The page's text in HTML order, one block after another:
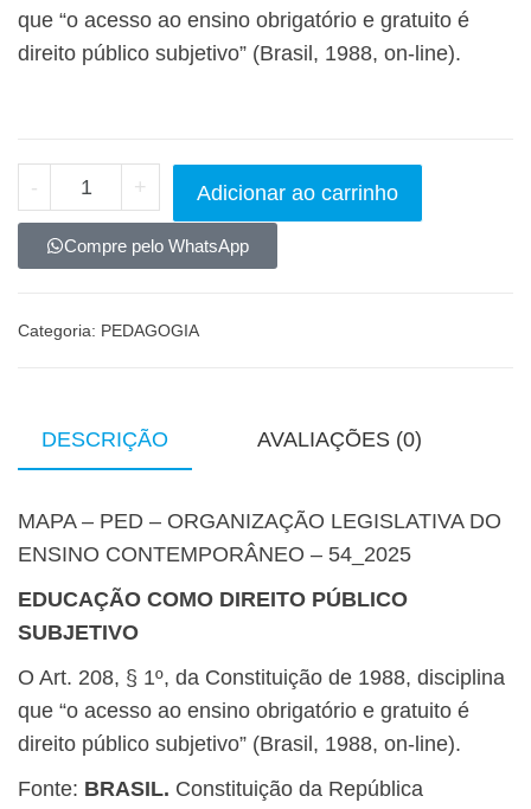
que “o acesso ao ensino obrigatório e gratuito é
direito público subjetivo” (Brasil, 1988, on-line).
- + Adicionar ao carrinho
Compre pelo WhatsApp
Categoria: PEDAGOGIA
DESCRIÇÃO AVALIAÇÕES (0)
MAPA – PED – ORGANIZAÇÃO LEGISLATIVA DO
ENSINO CONTEMPORÂNEO – 54_2025
EDUCAÇÃO COMO DIREITO PÚBLICO
SUBJETIVO
O Art. 208, § 1º, da Constituição de 1988, disciplina
que “o acesso ao ensino obrigatório e gratuito é
direito público subjetivo” (Brasil, 1988, on-line).
Fonte: BRASIL. Constituição da República